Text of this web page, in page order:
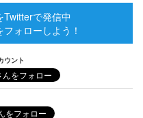
Twitterで発信中
ォローしよう！
ウント